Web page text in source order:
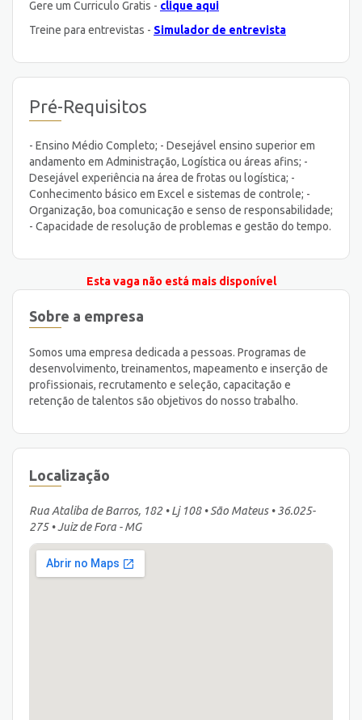
Gere um Curriculo Gratis - clique aqui
Treine para entrevistas - Simulador de entrevista
Pré-Requisitos
- Ensino Médio Completo; - Desejável ensino superior em
andamento em Administração, Logística ou áreas afins; -
Desejável experiência na área de frotas ou logística; -
Conhecimento básico em Excel e sistemas de controle; -
Organização, boa comunicação e senso de responsabilidade;
- Capacidade de resolução de problemas e gestão do tempo.
Esta vaga não está mais disponível
Sobre a empresa
Somos uma empresa dedicada a pessoas. Programas de
desenvolvimento, treinamentos, mapeamento e inserção de
profissionais, recrutamento e seleção, capacitação e
retenção de talentos são objetivos do nosso trabalho.
Localização
Rua Ataliba de Barros, 182 • Lj 108 • São Mateus • 36.025-
275 • Juiz de Fora - MG